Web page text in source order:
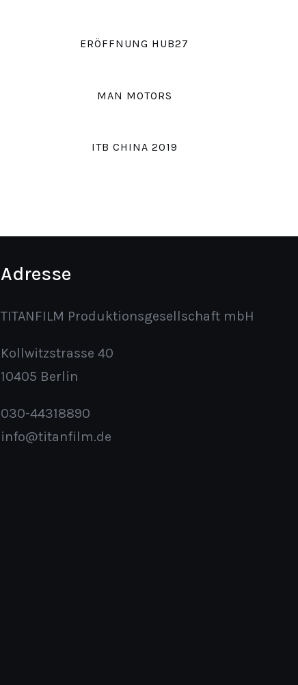
ERÖFFNUNG HUB27
MAN MOTORS
ITB CHINA 2019
Adresse
TITANFILM Produktionsgesellschaft mbH
Kollwitzstrasse 40
10405 Berlin
030-44318890
info@titanfilm.de